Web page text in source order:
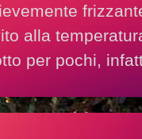
alla
per pochi,